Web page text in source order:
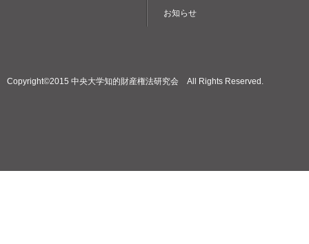
お知らせ
Copyright©2015 中央大学知的財産権法研究会 All Rights Reserved.